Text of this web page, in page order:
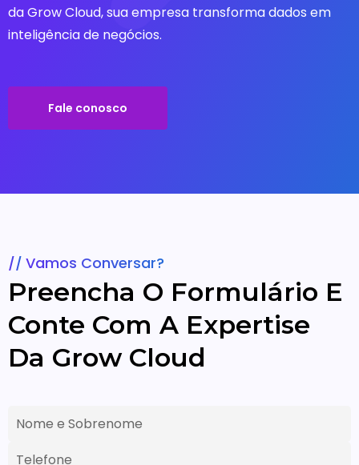
da Grow Cloud, sua empresa transforma dados em
inteligência de negócios.
Fale conosco
Vamos Conversar?
Preencha O Formulário E
Conte Com A Expertise
Da Grow Cloud